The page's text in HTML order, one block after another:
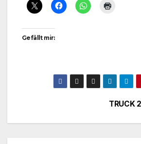
Gefällt mir:
TRUCK